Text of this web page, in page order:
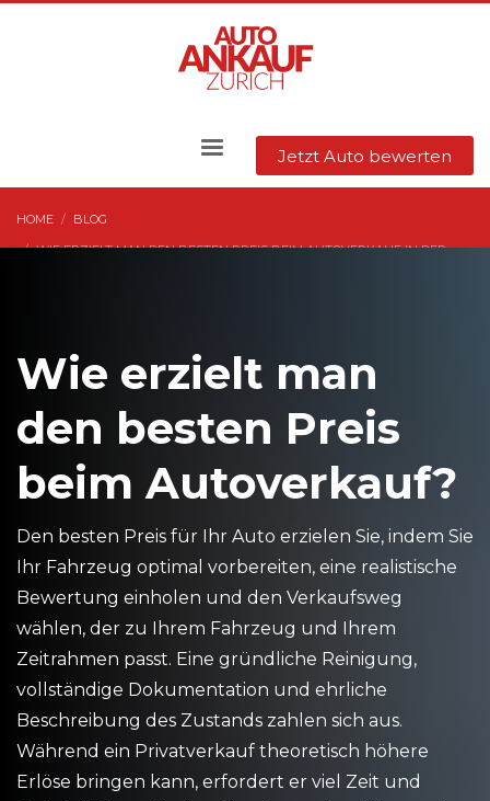
Jetzt Auto bewerten
HOME
BLOG
WIE ERZIELT MAN DEN BESTEN PREIS BEIM AUTOVERKAUF IN DER
Wie erzielt man
den besten Preis
beim Autoverkauf?
Den besten Preis für Ihr Auto erzielen Sie, indem Sie
Ihr Fahrzeug optimal vorbereiten, eine realistische
Bewertung einholen und den Verkaufsweg
wählen, der zu Ihrem Fahrzeug und Ihrem
Zeitrahmen passt. Eine gründliche Reinigung,
vollständige Dokumentation und ehrliche
Beschreibung des Zustands zahlen sich aus.
Während ein Privatverkauf theoretisch höhere
Erlöse bringen kann, erfordert er viel Zeit und